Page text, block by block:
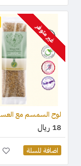
غير متوفر
18 ريال
اضافة للسلة